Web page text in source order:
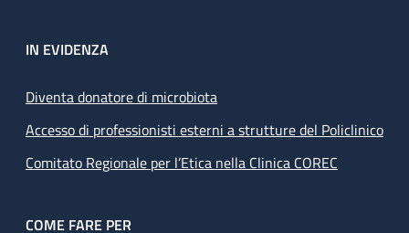
IN EVIDENZA
Diventa donatore di microbiota
Accesso di professionisti esterni a strutture del Policlinico
Comitato Regionale per l’Etica nella Clinica COREC
COME FARE PER